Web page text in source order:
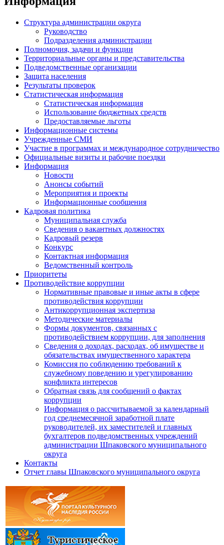
Структура администрации округа
Руководство
Подразделения администрации
Полномочия, задачи и функции
Территориальные органы и представительства
Подведомственные организации
Защита населения
Результаты проверок
Статистическая информация
Статистическая информация
Использование бюджетных средств
Предоставляемые льготы
Информационные системы
Учрежденные СМИ
Участие в программах и международное сотрудничество
Официальные визиты и рабочие поездки
Информация
Новости
Анонсы событий
Мероприятия и проекты
Информационные сообщения
Кадровая политика
Муниципальная служба
Сведения о вакантных должностях
Кадровый резерв
Конкурс
Контактная информация
Ведомственный контроль
Приоритеты
Противодействие коррупции
Нормативные правовые и иные акты в сфере
противодействия коррупции
Антикоррупционная экспертиза
Методические материалы
Формы документов, связанных с
противодействием коррупции, для заполнения
Сведения о доходах, расходах, об имуществе и
обязательствах имущественного характера
Комиссия по соблюдению требований к
служебному поведению и урегулированию
конфликта интересов
Обратная связь для сообщений о фактах
коррупции
Информация о рассчитываемой за календарный
год среднемесячной заработной плате
руководителей, их заместителей и главных
бухгалтеров подведомственных учреждений
администрации Шпаковского муниципального
округа
Контакты
Отчет главы Шпаковского муниципального округа